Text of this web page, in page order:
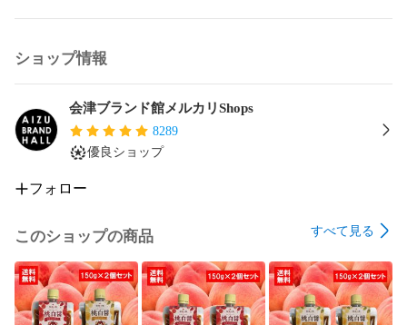
ショップ情報
会津ブランド館メルカリShops
8289
優良ショップ
フォロー
このショップの商品 すべて見る